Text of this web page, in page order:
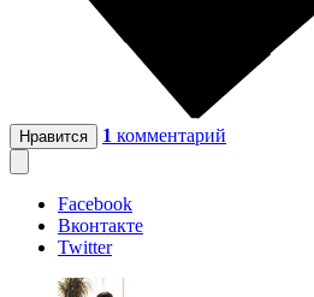
Нравится 1 комментарий
Facebook
Вконтакте
Twitter